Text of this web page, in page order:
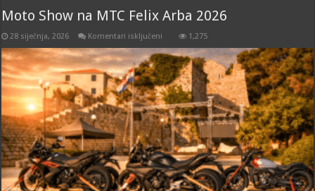
Moto Show na MTC Felix Arba 2026
28 siječnja, 2026 Komentari isključeni
Show
na
MTC
Felix
Arba
2026
1,275